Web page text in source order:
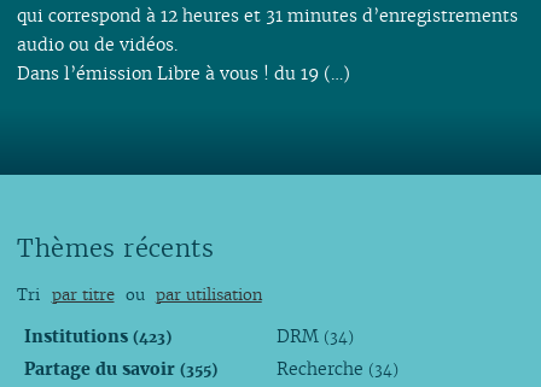
qui correspond à 12 heures et 31 minutes d’enregistrements
audio ou de vidéos.
Dans l’émission Libre à vous ! du 19 (…)
Thèmes récents
Tri par titre ou par utilisation
Institutions (423)
Partage du savoir (355)
DRM (34)
Recherche (34)